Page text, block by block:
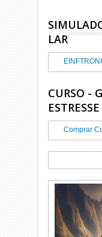
LAR
CURSO -
ESTRESSE
Comprar